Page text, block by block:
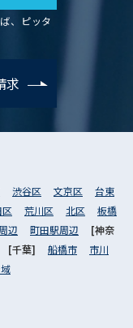
、ピッタ
求
渋谷区 文京区
台東
荒川区 北区
板橋
辺 町田駅周辺
[神奈
[千葉] 船橋市
市川